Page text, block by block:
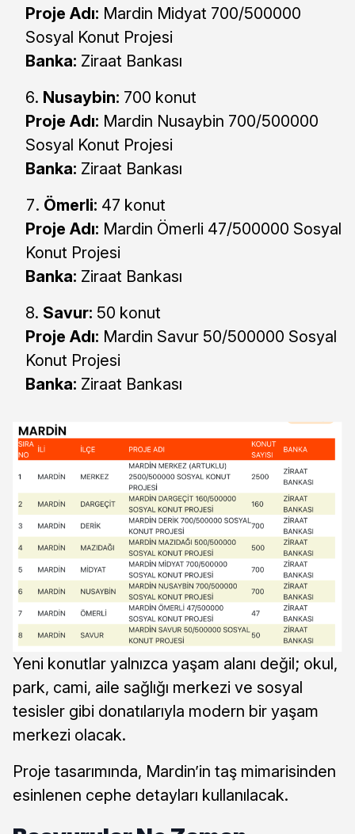
Proje Adı: Mardin Midyat 700/500000
Sosyal Konut Projesi
Banka: Ziraat Bankası
Nusaybin: 700 konut
Proje Adı: Mardin Nusaybin 700/500000
Sosyal Konut Projesi
Banka: Ziraat Bankası
Ömerli: 47 konut
Proje Adı: Mardin Ömerli 47/500000 Sosyal
Konut Projesi
Banka: Ziraat Bankası
Savur: 50 konut
Proje Adı: Mardin Savur 50/500000 Sosyal
Konut Projesi
Banka: Ziraat Bankası
Yeni konutlar yalnızca yaşam alanı değil; okul,
park, cami, aile sağlığı merkezi ve sosyal
tesisler gibi donatılarıyla modern bir yaşam
merkezi olacak.
Proje tasarımında, Mardin’in taş mimarisinden
esinlenen cephe detayları kullanılacak.